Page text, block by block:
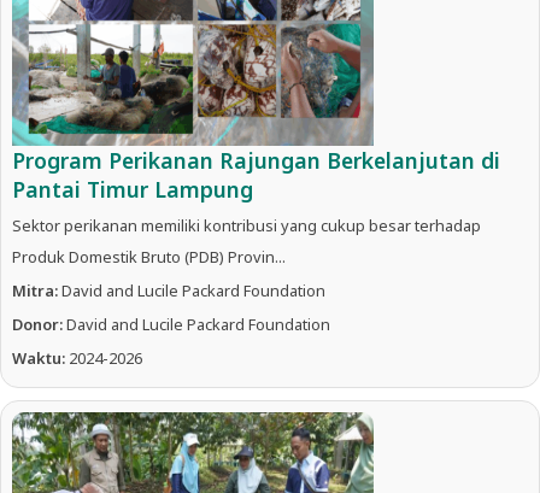
Program Perikanan Rajungan Berkelanjutan di
Pantai Timur Lampung
Sektor perikanan memiliki kontribusi yang cukup besar terhadap
Produk Domestik Bruto (PDB) Provin...
Mitra:David and Lucile Packard Foundation
Donor:David and Lucile Packard Foundation
Waktu: 2024-2026